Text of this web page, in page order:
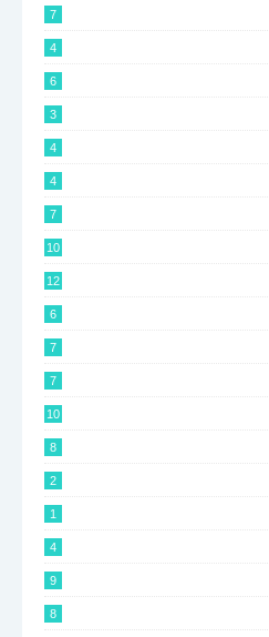
7
4
6
3
4
4
7
10
12
6
7
7
10
8
2
1
4
9
8